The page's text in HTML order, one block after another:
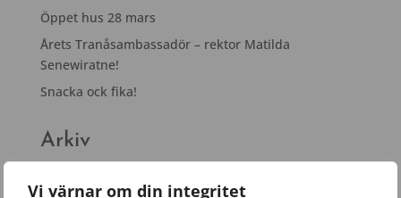
Vi värnar om din integritet
Öppet hus 28 mars
Årets Tranåsambassadör – rektor Matilda
Senewiratne!
Snacka ock fika!
Arkiv